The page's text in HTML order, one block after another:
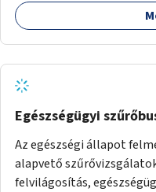
Egészségügyi
Az egészségi állapot
alapvető
felvilágosítás,